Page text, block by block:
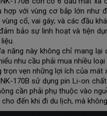
hợp với vùng cơ bắp lớn
cổ, vai gáy; và các đầu
bảo sự linh hoạt và tiện
năng này không chỉ mang
nhu cầu phải mua nhiều
trọn vẹn những lợi ích của mát
170B sử dụng pin Li-on
cần phải phụ thuộc vào
đến khi đi du lịch, mà